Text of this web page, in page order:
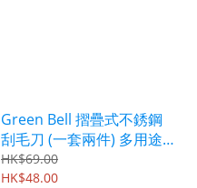
Green Bell 摺疊式不銹鋼
刮毛刀 (一套兩件) 多用途
剃毛器 PSG051
HK$69.00
HK$48.00